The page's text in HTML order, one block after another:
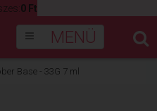
0 Ft
MENÜ
Base - 33G 7 ml